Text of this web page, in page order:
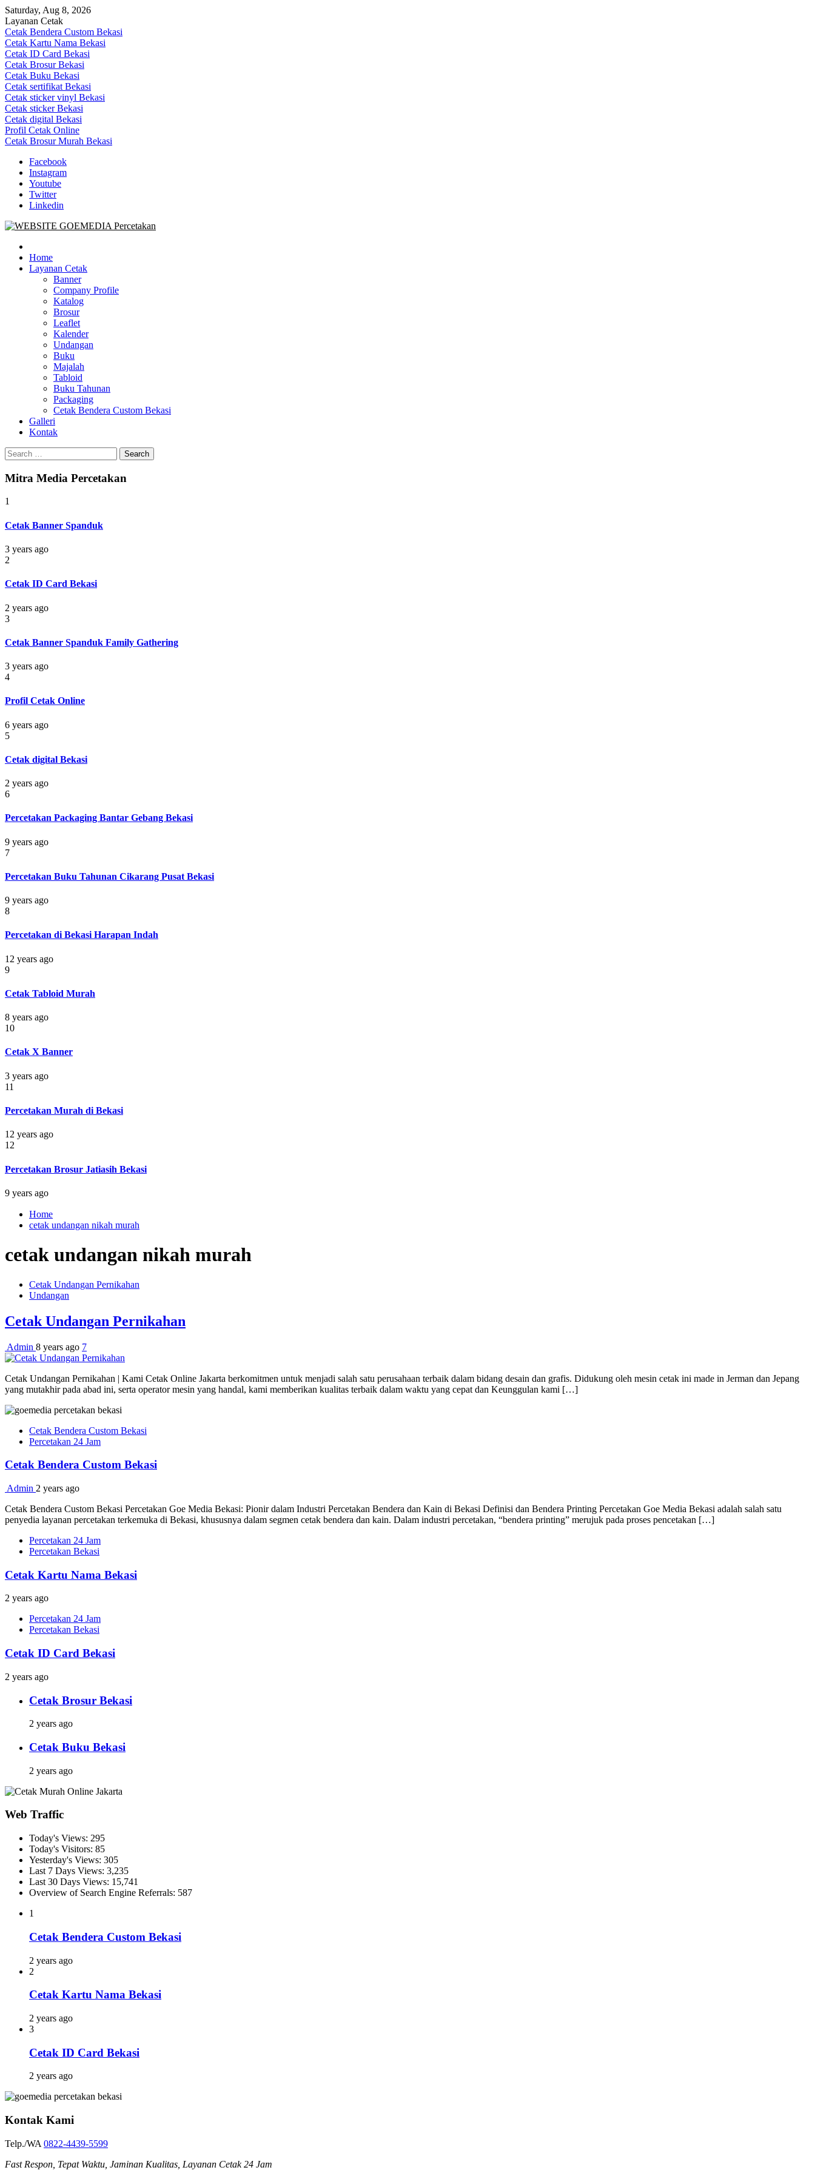
Skip
to
content
Saturday, Aug 8, 2026
Layanan Cetak
Cetak Bendera Custom Bekasi
Cetak Kartu Nama Bekasi
Cetak ID Card Bekasi
Cetak Brosur Bekasi
Cetak Buku Bekasi
Cetak sertifikat Bekasi
Cetak sticker vinyl Bekasi
Cetak sticker Bekasi
Cetak digital Bekasi
Profil Cetak Online
Cetak Brosur Murah Bekasi
Facebook
Instagram
Youtube
Twitter
Linkedin
Goe Media Percetakan | 0822-4439-5599 (Call/WA)
0822-4439-5599 (Call/WA) Percetakan jasa cetak banner buku yasin invoice kartu nama label map nota spanduk stiker undangan pernikahan murah online 24 jam
Home
Layanan Cetak
Banner
Company Profile
Katalog
Brosur
Leaflet
Kalender
Undangan
Buku
Majalah
Tabloid
Buku Tahunan
Packaging
Cetak Bendera Custom Bekasi
Galleri
Kontak
Search
for:
Mitra Media Percetakan
1
Cetak Banner Spanduk
3 years ago
2
Cetak ID Card Bekasi
2 years ago
3
Cetak Banner Spanduk Family Gathering
3 years ago
4
Profil Cetak Online
6 years ago
5
Cetak digital Bekasi
2 years ago
6
Percetakan Packaging Bantar Gebang Bekasi
9 years ago
7
Percetakan Buku Tahunan Cikarang Pusat Bekasi
9 years ago
8
Percetakan di Bekasi Harapan Indah
12 years ago
9
Cetak Tabloid Murah
8 years ago
10
Cetak X Banner
3 years ago
11
Percetakan Murah di Bekasi
12 years ago
12
Percetakan Brosur Jatiasih Bekasi
9 years ago
Home
cetak undangan nikah murah
cetak undangan nikah murah
Cetak Undangan Pernikahan
Undangan
Cetak Undangan Pernikahan
Admin 8 years ago 7
Cetak Undangan Pernikahan | Kami Cetak Online Jakarta berkomitmen untuk menjadi salah satu perusahaan terbaik dalam bidang desain dan grafis. Didukung oleh mesin cetak ini made in Jerman dan Jepang
yang mutakhir pada abad ini, serta operator mesin yang handal, kami memberikan kualitas terbaik dalam waktu yang cepat dan Keunggulan kami […]
Cetak Bendera Custom Bekasi
Percetakan 24 Jam
Cetak Bendera Custom Bekasi
Admin 2 years ago
Cetak Bendera Custom Bekasi Percetakan Goe Media Bekasi: Pionir dalam Industri Percetakan Bendera dan Kain di Bekasi Definisi dan Bendera Printing Percetakan Goe Media Bekasi adalah salah satu
penyedia layanan percetakan terkemuka di Bekasi, khususnya dalam segmen cetak bendera dan kain. Dalam industri percetakan, “bendera printing” merujuk pada proses pencetakan […]
Percetakan 24 Jam
Percetakan Bekasi
Cetak Kartu Nama Bekasi
2 years ago
Percetakan 24 Jam
Percetakan Bekasi
Cetak ID Card Bekasi
2 years ago
Cetak Brosur Bekasi
2 years ago
Cetak Buku Bekasi
2 years ago
Web Traffic
Today's Views: 295
Today's Visitors: 85
Yesterday's Views: 305
Last 7 Days Views: 3,235
Last 30 Days Views: 15,741
Overview of Search Engine Referrals: 587
1
Cetak Bendera Custom Bekasi
2 years ago
2
Cetak Kartu Nama Bekasi
2 years ago
3
Cetak ID Card Bekasi
2 years ago
Kontak Kami
Telp./WA 0822-4439-5599
Fast Respon, Tepat Waktu, Jaminan Kualitas, Layanan Cetak 24 Jam